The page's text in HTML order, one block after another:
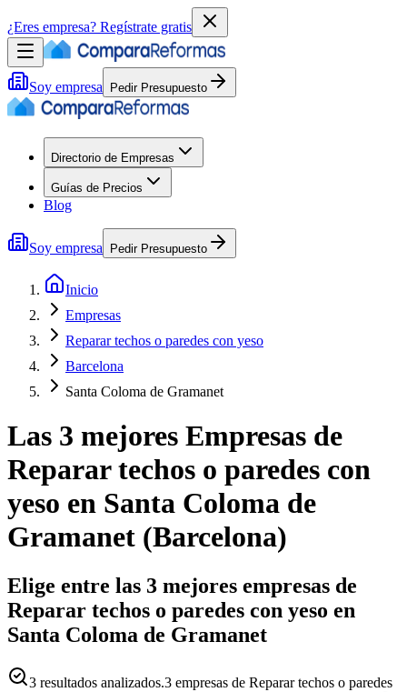
¿Eres empresa? Regístrate gratis
Soy empresa Pedir Presupuesto
Directorio de Empresas
Guías de Precios
Blog
Soy empresa Pedir Presupuesto
Inicio
Empresas
Reparar techos o paredes con yeso
Barcelona
Santa Coloma de Gramanet
Las 3 mejores Empresas de
Reparar techos o paredes con
yeso en Santa Coloma de
Gramanet (Barcelona)
Elige entre las 3 mejores empresas de
Reparar techos o paredes con yeso en
Santa Coloma de Gramanet
3 resultados analizados.3 empresas de Reparar techos o paredes